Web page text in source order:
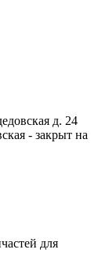
д. 24
- закрыт на
для